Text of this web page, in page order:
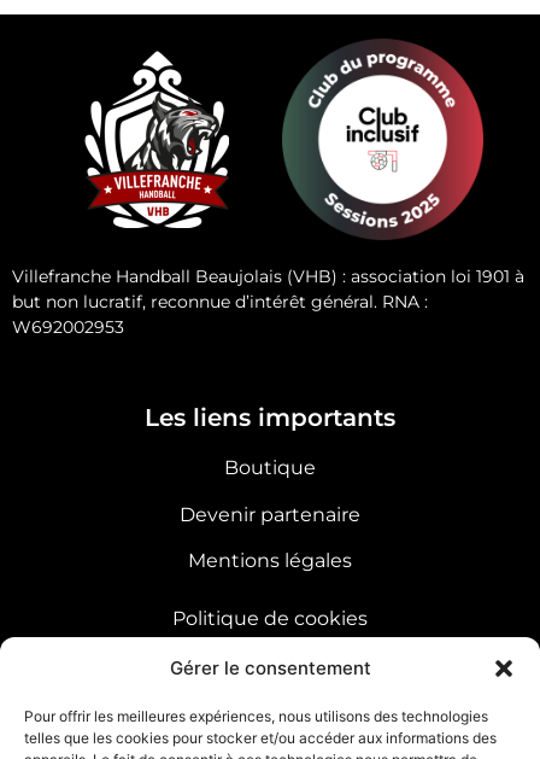
Gérer le consentement
Pour offrir les meilleures expériences, nous utilisons des technologies
telles que les cookies pour stocker et/ou accéder aux informations des
Villefranche Handball Beaujolais (VHB) : association loi 1901 à
but non lucratif, reconnue d’intérêt général. RNA :
W692002953
Les liens importants
Boutique
Devenir partenaire
Mentions légales
Politique de cookies
Sitemap